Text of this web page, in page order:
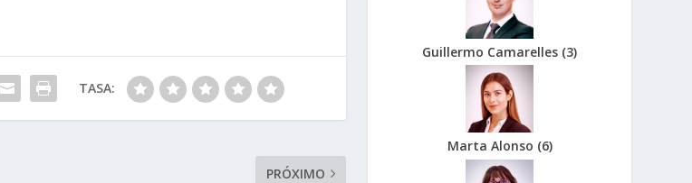
TASA:
PRÓXIMO
Guillermo Camarelles (3)
Marta Alonso (6)